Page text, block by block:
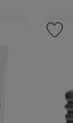
, Verband:
, Kontrollstelle:
.
hinzufügen